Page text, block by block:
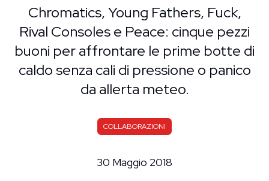
Chromatics, Young Fathers, Fuck,
Rival Consoles e Peace: cinque pezzi
buoni per affrontare le prime botte di
caldo senza cali di pressione o panico
da allerta meteo.
COLLABORAZIONI
30 Maggio 2018